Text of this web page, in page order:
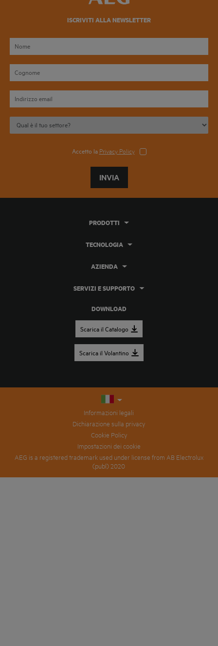
ISCRIVITI ALLA NEWSLETTER
Accetto la Privacy Policy
INVIA
DOWNLOAD
Scarica il Catalogo
Scarica il Volantino
PRODOTTI
TECNOLOGIA
AZIENDA
SERVIZI E SUPPORTO
Informazioni legali
Dichiarazione sulla privacy
Cookie Policy
Impostazioni dei cookie
AEG is a registered trademark used under license from AB Electrolux
(publ) 2020